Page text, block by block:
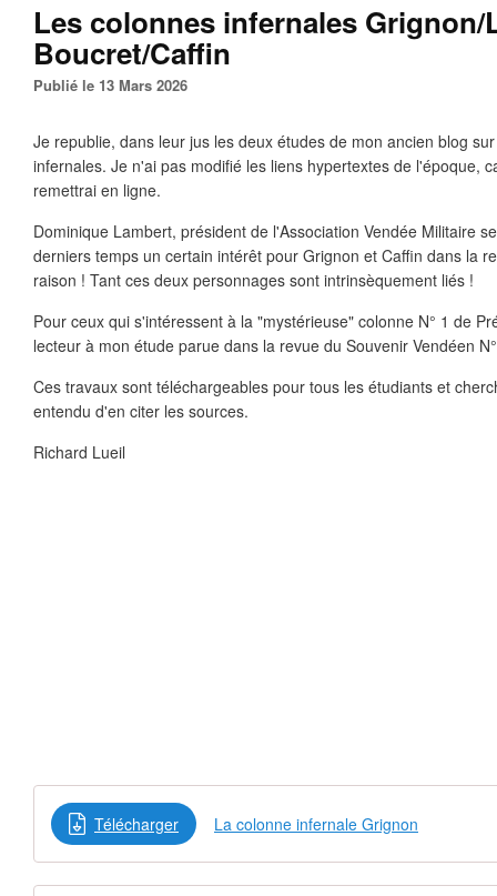
Les colonnes infernales Grignon/
Boucret/Caffin
Publié le 13 Mars 2026
Je republie, dans leur jus les deux études de mon ancien blog
infernales. Je n'ai pas modifié les liens hypertextes de l'époque,
remettrai en ligne.
Dominique Lambert, président de l'Association Vendée Militaire
derniers temps un certain intérêt pour Grignon et Caffin dans la
raison ! Tant ces deux personnages sont intrinsèquement liés !
Pour ceux qui s'intéressent à la "mystérieuse" colonne N° 1 de
lecteur à mon étude parue dans la revue du Souvenir Vendéen
Ces travaux sont téléchargeables pour tous les étudiants et
entendu d'en citer les sources.
Richard Lueil
Télécharger La colonne infernale Grignon